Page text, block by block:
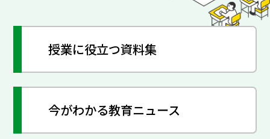
授業に役立つ資料集
今がわかる教育ニュース